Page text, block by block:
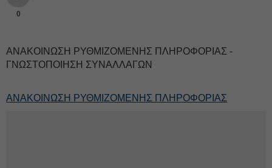
0
ΑΝΑΚΟΙΝΩΣΗ ΡΥΘΜΙΖΟΜΕΝΗΣ ΠΛΗΡΟΦΟΡΙΑΣ -
ΓΝΩΣΤΟΠΟΙΗΣΗ ΣΥΝΑΛΛΑΓΩΝ
ΑΝΑΚΟΙΝΩΣΗ ΡΥΘΜΙΖΟΜΕΝΗΣ ΠΛΗΡΟΦΟΡΙΑΣ